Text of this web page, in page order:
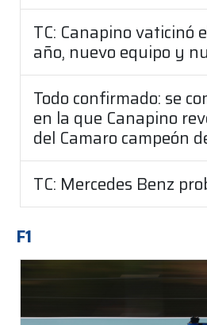
TC: Canapino vaticinó
año, nuevo equipo y
Todo confirmado: se
en la que Canapino
del Camaro campeón
TC: Mercedes Benz
F1